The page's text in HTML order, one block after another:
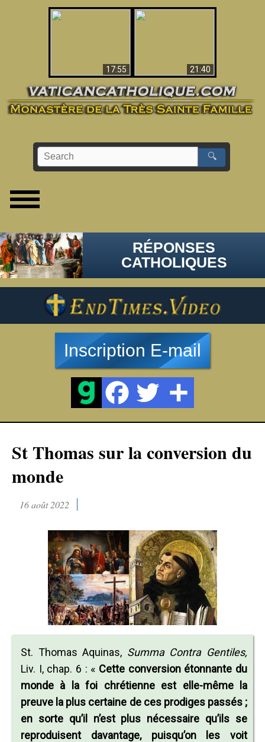
17:55
21:40
🔍
RÉPONSES
CATHOLIQUES
Inscription E-mail
St Thomas sur la conversion du
monde
16 août 2022
St. Thomas Aquinas, Summa Contra Gentiles,
Liv. I, chap. 6 : « Cette conversion étonnante du
monde à la foi chrétienne est elle-même la
preuve la plus certaine de ces prodiges passés ;
en sorte qu’il n’est plus nécessaire qu’ils se
reproduisent davantage, puisqu’on les voit